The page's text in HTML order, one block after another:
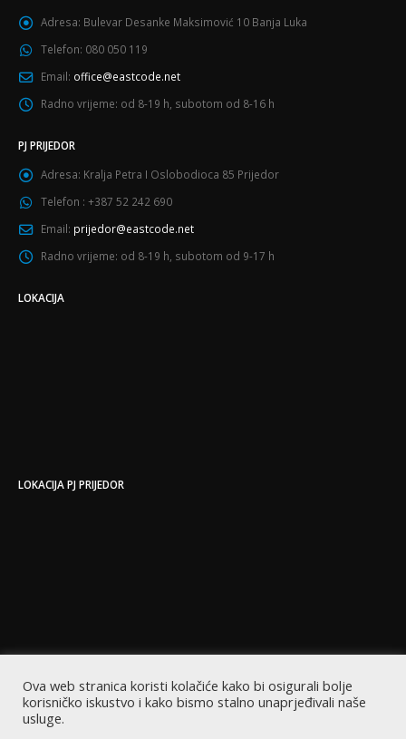
Adresa: Bulevar Desanke Maksimović 10 Banja Luka
Telefon: 080 050 119
Email: office@eastcode.net
Radno vrijeme: od 8-19 h, subotom od 8-16 h
PJ PRIJEDOR
Adresa: Kralja Petra I Oslobodioca 85 Prijedor
Telefon : +387 52 242 690
Email: prijedor@eastcode.net
Radno vrijeme: od 8-19 h, subotom od 9-17 h
LOKACIJA
LOKACIJA PJ PRIJEDOR
Ova web stranica koristi kolačiće kako bi osigurali bolje
korisničko iskustvo i kako bismo stalno unaprjeđivali naše
usluge.